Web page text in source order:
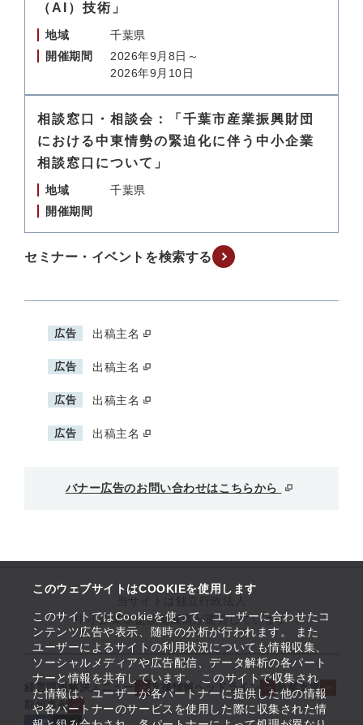
このウェブサイトはCOOKIEを使用します
このサイトではCookieを使って、ユーザーに合わせたコ
ンテンツ広告や表示、随時の分析が行われます。 また
ユーザーによるサイトの利用状況についても情報収集、
ソーシャルメディアや広告配信、データ解析の各パート
ナーと情報を共有しています。 このサイトで収集され
た情報は、ユーザーが各パートナーに提供した他の情報
や各パートナーのサービスを使用した際に収集された情
（AI）技術」
地域
千葉県
開催期間
2026年9月8日～
2026年9月10日
相談窓口・相談会：「千葉市産業振興財団
における中東情勢の緊迫化に伴う中小企業
相談窓口について」
地域
千葉県
開催期間
セミナー・イベントを検索する
広告 出稿主名
広告 出稿主名
広告 出稿主名
広告 出稿主名
バナー広告のお問い合わせはこちらから
中小企業基盤整備機構が運営しています
経営課題解決メニュー 支援情報ヘッドライン
起業支援
取組事例